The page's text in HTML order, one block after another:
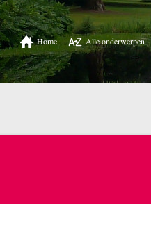
Home Alle onderwerpen